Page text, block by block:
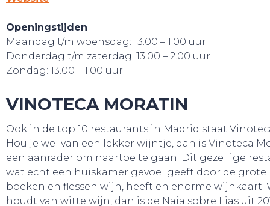
Openingstijden
Maandag t/m woensdag: 13.00 – 1.00 uur
Donderdag t/m zaterdag: 13.00 – 2.00 uur
Zondag: 13.00 – 1.00 uur
VINOTECA MORATIN
Ook in de top 10 restaurants in Madrid staat
Hou je wel van een lekker wijntje, dan is Vinoteca
een aanrader om naartoe te gaan. Dit gezellige
wat echt een huiskamer gevoel geeft door de grote
boeken en flessen wijn, heeft en enorme wijnkaart.
houdt van witte wijn, dan is de Naia sobre Lias uit